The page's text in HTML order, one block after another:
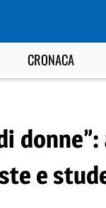
CRONACA
e